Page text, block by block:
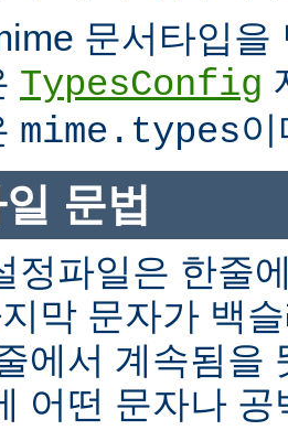
문서타입을
TypesConfig
mime.types이
문법
정파일은 한줄
막 문자가 백
에서 계속됨을
어떤 문자나